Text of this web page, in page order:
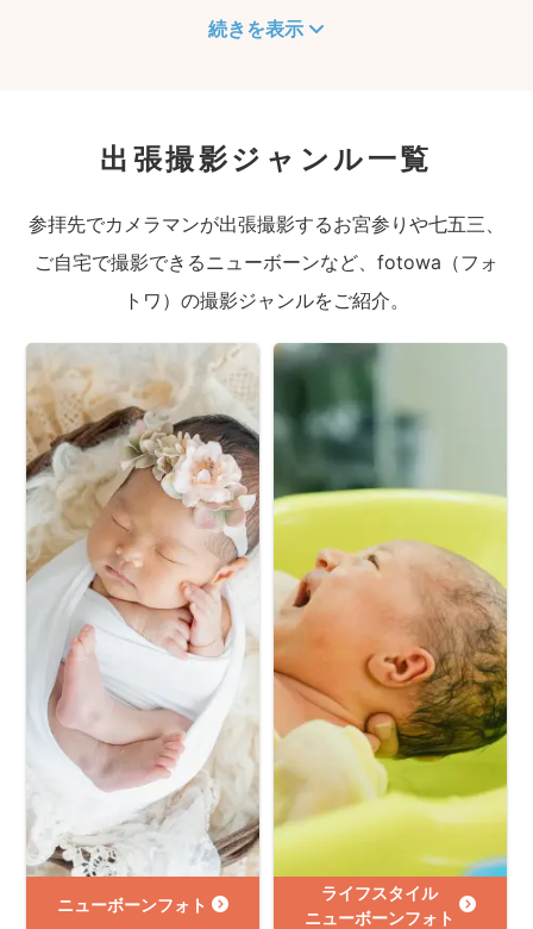
続きを表示
出張撮影ジャンル一覧
参拝先でカメラマンが出張撮影するお宮参りや七五三、
ご自宅で撮影できるニューボーンなど、fotowa（フォ
トワ）の撮影ジャンルをご紹介。
ニューボーンフォト
ライフスタイル
ニューボーンフォト